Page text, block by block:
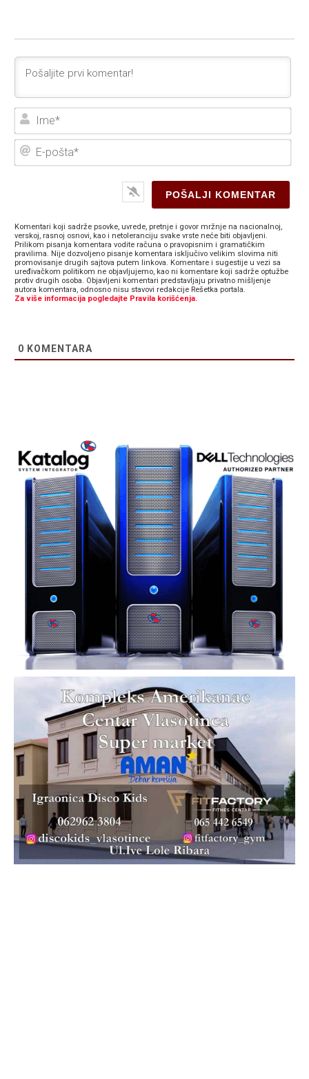
E-
Komentari koji sadrže psovke, uvrede, pretnje i govor mržnje na nacionalnoj,
verskoj, rasnoj osnovi, kao i netoleranciju svake vrste neće biti objavljeni.
Prilikom pisanja komentara vodite računa o pravopisnim i gramatičkim
pravilima. Nije dozvoljeno pisanje komentara isključivo velikim slovima niti
promovisanje drugih sajtova putem linkova. Komentare i sugestije u vezi sa
uređivačkom politikom ne objavljujemo, kao ni komentare koji sadrže optužbe
protiv drugih osoba. Objavljeni komentari predstavljaju privatno mišljenje
autora komentara, odnosno nisu stavovi redakcije Rešetka portala.
Za više informacija pogledajte Pravila korišćenja.
0 KOMENTARA